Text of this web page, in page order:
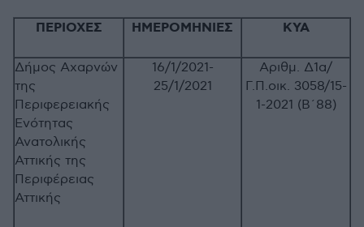
ΠΕΡΙΟΧΕΣ ΗΜΕΡΟΜΗΝΙΕΣ ΚΥΑ
Δήμος Αχαρνών
της
Περιφερειακής
Ενότητας
Ανατολικής
Αττικής της
Περιφέρειας
Αττικής
16/1/2021-
25/1/2021
Αριθμ. Δ1α/
Γ.Π.οικ. 3058/15-
1-2021 (Β΄88)